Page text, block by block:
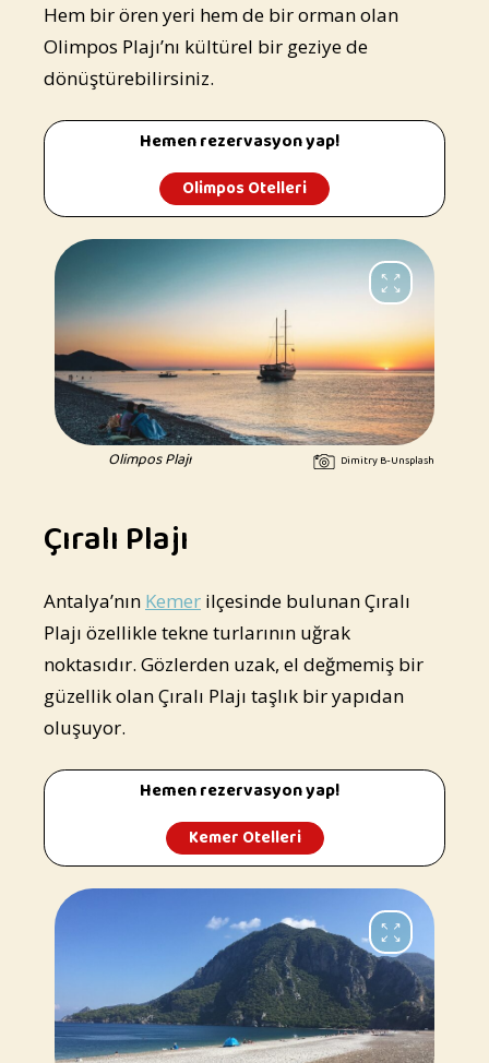
Hem bir ören yeri hem de bir orman olan
Olimpos Plajı’nı kültürel bir geziye de
dönüştürebilirsiniz.
Hemen rezervasyon yap!
Olimpos Otelleri
Olimpos Plajı Dimitry B-Unsplash
Çıralı Plajı
Antalya’nın Kemer ilçesinde bulunan Çıralı
Plajı özellikle tekne turlarının uğrak
noktasıdır. Gözlerden uzak, el değmemiş bir
güzellik olan Çıralı Plajı taşlık bir yapıdan
oluşuyor.
Hemen rezervasyon yap!
Kemer Otelleri